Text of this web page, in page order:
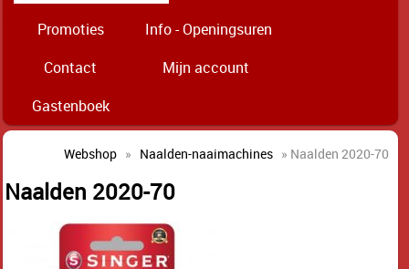
Promoties
Info - Openingsuren
Contact
Mijn account
Gastenboek
Webshop » Naalden-naaimachines » Naalden 2020-70
Naalden 2020-70